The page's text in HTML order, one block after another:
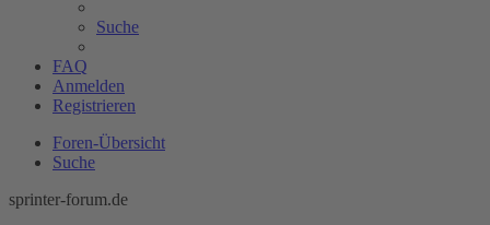
Suche
FAQ
Anmelden
Registrieren
Foren-Übersicht
Suche
sprinter-forum.de